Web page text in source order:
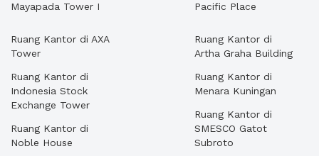
Mayapada Tower I
Pacific Place
Ruang Kantor di AXA
Tower
Ruang Kantor di
Indonesia Stock
Exchange Tower
Ruang Kantor di
Noble House
Ruang Kantor di
Artha Graha Building
Ruang Kantor di
Menara Kuningan
Ruang Kantor di
SMESCO Gatot
Subroto